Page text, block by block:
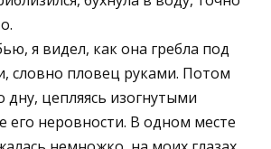
я видел, как она гребла под
словно пловец руками. Потом
дну, цепляясь изогнутыми
его неровности. В одном месте